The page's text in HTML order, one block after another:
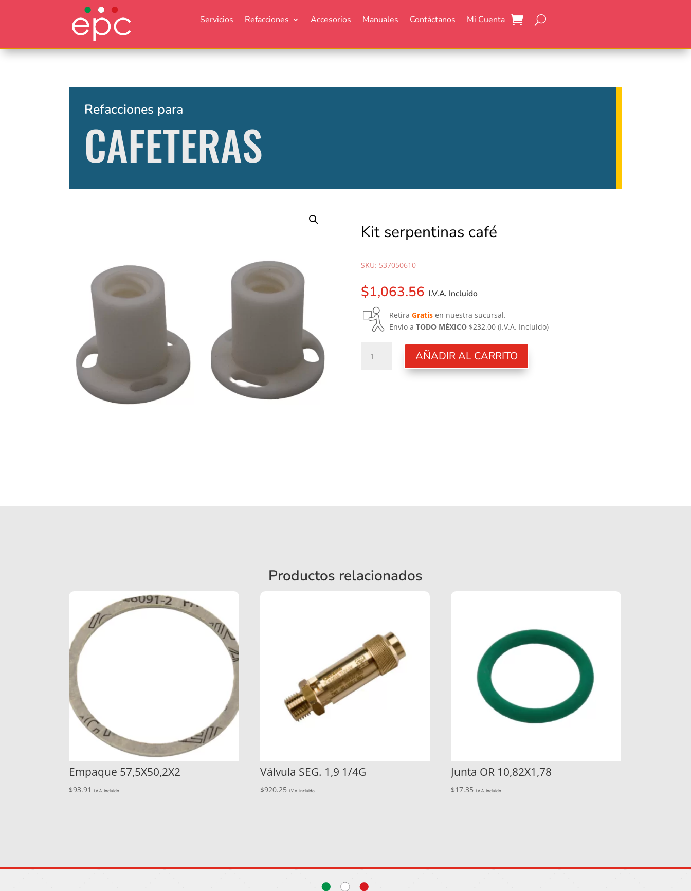
Servicios Refacciones Accesorios Manuales Contáctanos Mi Cuenta
Refacciones para
CAFETERAS
Kit serpentinas café
SKU: 537050610
$1,063.56 I.V.A. Incluido
Retira Gratisen nuestra sucursal.
Envío a TODO MÉXICO$232.00 (I.V.A. Incluido)
serpentinas
AÑADIR AL CARRITO
Productos relacionados
Empaque 57,5X50,2X2
$93.91 I.V.A. Incluido
Válvula SEG. 1,9 1/4G
$920.25 I.V.A. Incluido
Junta OR 10,82X1,78
$17.35 I.V.A. Incluido